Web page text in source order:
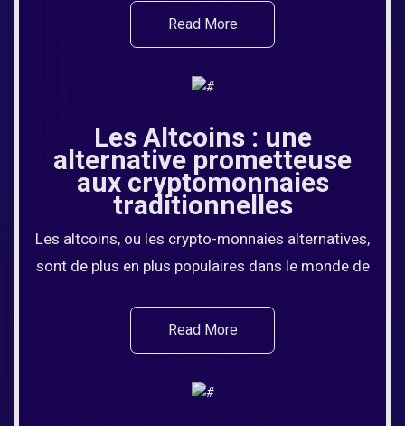
Read More
Les Altcoins : une
alternative prometteuse
aux cryptomonnaies
traditionnelles
Les altcoins, ou les crypto-monnaies alternatives,
sont de plus en plus populaires dans le monde de
Read More